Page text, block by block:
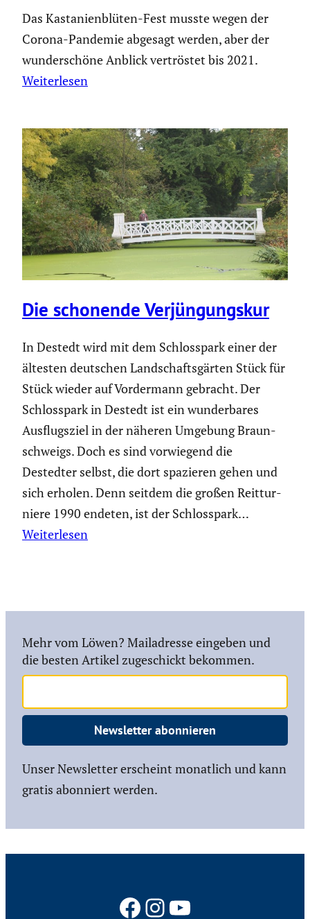
Das Kastanienblüten-Fest musste wegen der
Corona-Pandemie abgesagt werden, aber der
wunderschöne Anblick vertröstet bis 2021.
Weiterlesen
Die schonende Verjün­gungskur
In Destedt wird mit dem Schloss­park einer der
ältesten deutschen Landschafts­gärten Stück für
Stück wieder auf Vorder­mann gebracht. Der
Schloss­park in Destedt ist ein wunder­bares
Ausflugs­ziel in der näheren Umgebung Braun­
schweigs. Doch es sind vorwie­gend die
Destedter selbst, die dort spazieren gehen und
sich erholen. Denn seitdem die großen Reittur­
niere 1990 endeten, ist der Schloss­park…
Weiterlesen
Mehr vom Löwen? Mailadresse eingeben und
die besten Artikel zugeschickt bekommen.
Newsletter abonnieren
Unser Newsletter erscheint monatlich und kann
gratis abonniert werden.
Facebook
Instagram
YouTube